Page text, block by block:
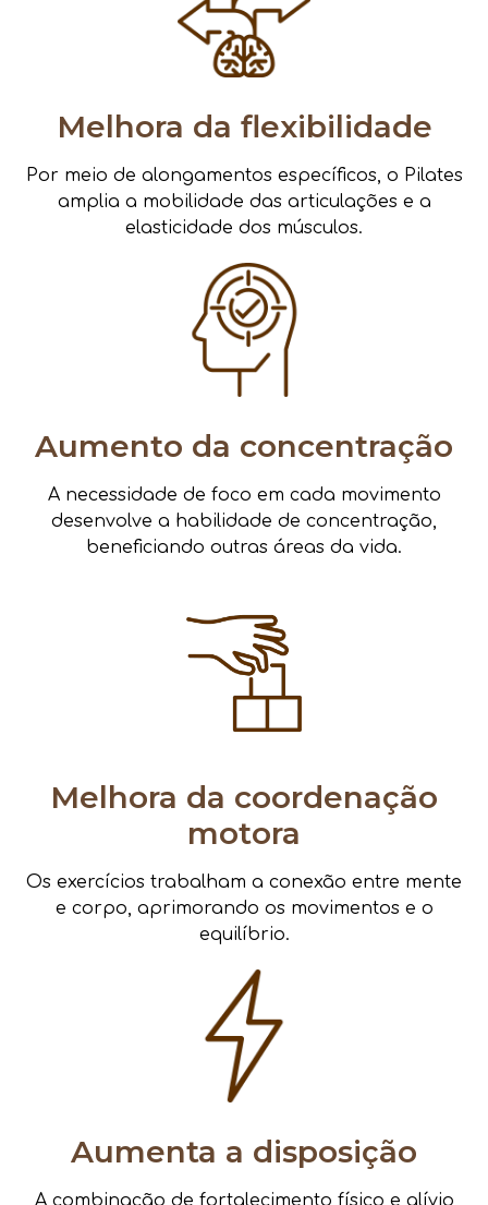
Melhora da flexibilidade
Por meio de alongamentos específicos, o Pilates
amplia a mobilidade das articulações e a
elasticidade dos músculos.
Aumento da concentração
A necessidade de foco em cada movimento
desenvolve a habilidade de concentração,
beneficiando outras áreas da vida.
Melhora da coordenação
motora
Os exercícios trabalham a conexão entre mente
e corpo, aprimorando os movimentos e o
equilíbrio.
Aumenta a disposição
A combinação de fortalecimento físico e alívio